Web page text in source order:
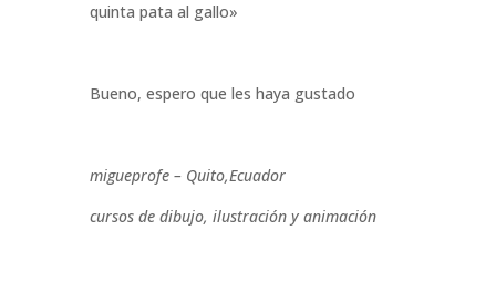
quinta pata al gallo»
Bueno, espero que les haya gustado
migueprofe – Quito,Ecuador
cursos de dibujo, ilustración y animación